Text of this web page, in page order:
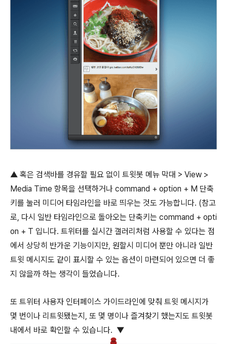
▲ 혹은 검색바를 경유할 필요 없이 트윗봇 메뉴 막대 > View >
Media Time 항목을 선택하거나 command + option + M 단축
키를 눌러 미디어 타임라인을 바로 띄우는 것도 가능합니다. (참고
로, 다시 일반 타임라인으로 돌아오는 단축키는 command + opti
on + T 입니다. 트위터를 실시간 갤러리처럼 사용할 수 있다는 점
에서 상당히 반가운 기능이지만, 원할시 미디어 뿐만 아니라 일반
트윗 메시지도 같이 표시할 수 있는 옵션이 마련되어 있으면 더 좋
지 않을까 하는 생각이 들었습니다.
또 트위터 사용자 인터페이스 가이드라인에 맞춰 트윗 메시지가
몇 번이나 리트윗됐는지, 또 몇 명이나 즐겨찾기 했는지도 트윗봇
내에서 바로 확인할 수 있습니다. ▼